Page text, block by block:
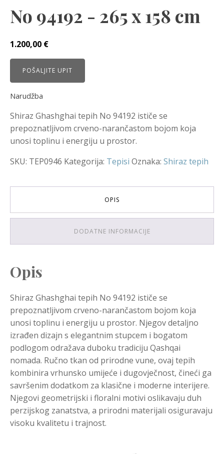
No 94192 - 265 x 158 cm
1.200,00 €
POŠALJITE UPIT
Narudžba
Shiraz Ghashghai tepih No 94192 ističe se
prepoznatljivom crveno-narančastom bojom koja
unosi toplinu i energiju u prostor.
SKU: TEP0946 Kategorija: Tepisi Oznaka: Shiraz tepih
OPIS
DODATNE INFORMACIJE
Opis
Shiraz Ghashghai tepih No 94192 ističe se
prepoznatljivom crveno-narančastom bojom koja
unosi toplinu i energiju u prostor. Njegov detaljno
izrađen dizajn s elegantnim stupcem i bogatom
podlogom odražava duboku tradiciju Qashqai
nomada. Ručno tkan od prirodne vune, ovaj tepih
kombinira vrhunsko umijeće i dugovječnost, čineći ga
savršenim dodatkom za klasične i moderne interijere.
Njegovi geometrijski i floralni motivi oslikavaju duh
perzijskog zanatstva, a prirodni materijali osiguravaju
visoku kvalitetu i trajnost.